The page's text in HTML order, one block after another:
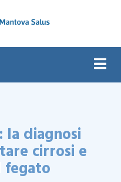
la diagnosi
cirrosi e
fegato